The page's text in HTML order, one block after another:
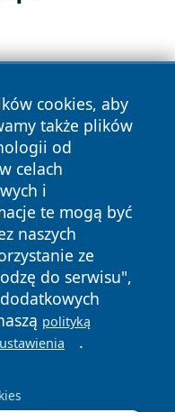
cookies, aby
także plików
od
celach
i
te mogą być
naszych
ze
do serwisu",
polityką
.
prawa
Polityka
Cookies